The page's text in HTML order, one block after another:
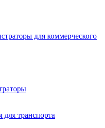
для коммерческого
транспорта